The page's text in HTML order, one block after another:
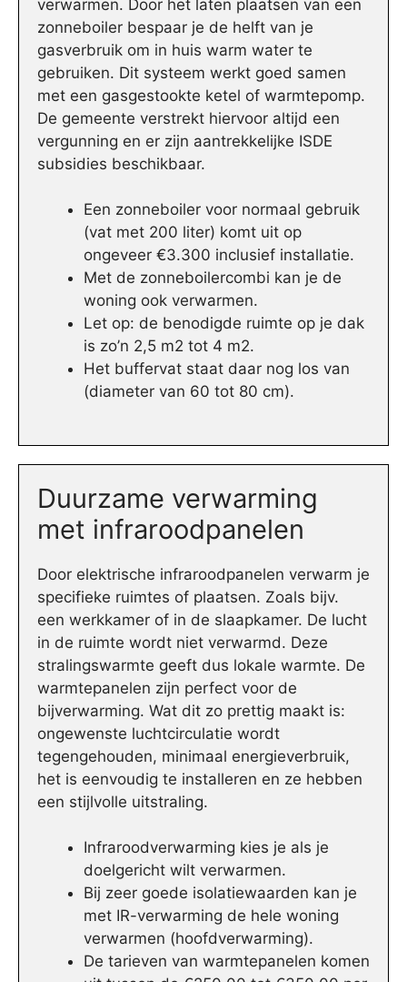
verwarmen. Door het laten plaatsen van een
zonneboiler bespaar je de helft van je
gasverbruik om in huis warm water te
gebruiken. Dit systeem werkt goed samen
met een gasgestookte ketel of warmtepomp.
De gemeente verstrekt hiervoor altijd een
vergunning en er zijn aantrekkelijke ISDE
subsidies beschikbaar.
Een zonneboiler voor normaal gebruik
(vat met 200 liter) komt uit op
ongeveer €3.300 inclusief installatie.
Met de zonneboilercombi kan je de
woning ook verwarmen.
Let op: de benodigde ruimte op je dak
is zo’n 2,5 m2 tot 4 m2.
Het buffervat staat daar nog los van
(diameter van 60 tot 80 cm).
Duurzame verwarming
met infraroodpanelen
Door elektrische infraroodpanelen verwarm je
specifieke ruimtes of plaatsen. Zoals bijv.
een werkkamer of in de slaapkamer. De lucht
in de ruimte wordt niet verwarmd. Deze
stralingswarmte geeft dus lokale warmte. De
warmtepanelen zijn perfect voor de
bijverwarming. Wat dit zo prettig maakt is:
ongewenste luchtcirculatie wordt
tegengehouden, minimaal energieverbruik,
het is eenvoudig te installeren en ze hebben
een stijlvolle uitstraling.
Infraroodverwarming kies je als je
doelgericht wilt verwarmen.
Bij zeer goede isolatiewaarden kan je
met IR-verwarming de hele woning
verwarmen (hoofdverwarming).
De tarieven van warmtepanelen komen